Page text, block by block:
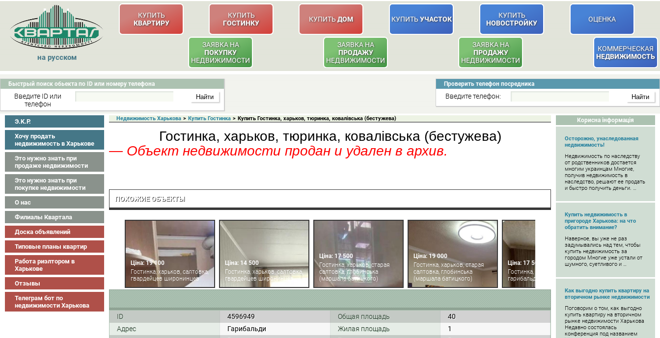
на русском
КУПИТЬ
КВАРТИРУ
КУПИТЬ
ГОСТИНКУ
КУПИТЬДОМ КУПИТЬУЧАСТОК
КУПИТЬ
НОВОСТРОЙКУ
ОЦЕНКА
ЗАЯВКА НА
ПОКУПКУ
НЕДВИЖИМОСТИ
ЗАЯВКА НА
ПРОДАЖУ
НЕДВИЖИМОСТИ
ЗАЯВКА НА
ПРОДАЖУ
НЕДВИЖИМОСТИ
КОММЕРЧЕСКАЯ
НЕДВИЖИМОСТЬ
Быстрый поиск обьекта по ID или номеру телефона
Введите ID или
телефон
Проверить телефон посредника
Введите телефон:
Э.K.P.
Хочу продать
недвижимость в Харькове
Это нужно знать при
продаже недвижимости
Это нужно знать при
покупке недвижимости
О нас
Филиалы Квартала
Доска объявлений
Типовые планы квартир
Работа риэлтором в
Харькове
Отзывы
Телеграм бот по
недвижимости Харькова
Корисна інформація
Осторожно, унаследованная
недвижимость!
Недвижимость по наследству
от родственников достается
многим украинцам Многие,
получив недвижимость в
наследство, решают ее продать
и быстро получить деньги. …
Купить недвижимость в
пригороде Харькова: на что
обратить внимание?
Наверное, вы уже не раз
задумывались над тем, чтобы
купить недвижимость за
городом Многие уже устали от
шумного, суетливого и …
Как выгодно купить квартиру на
вторичном рынке недвижимости
Поговорим о том, как выгодно
купить квартиру на вторичном
рынке недвижимости Харькова
Недавно состоялась
конференция под названием
Недвижимость Харькова > Купить Гостинка > Купить Гостинка, харьков, тюринка, ковалівська (бестужева)
Гостинка, харьков, тюринка, ковалівська (бестужева)
— Объект недвижимости продан и удален в архив.
ПОХОЖИЕ ОБЪЕКТЫ
Ціна: 19 100
Гостинка, харьков, салтовка,
гвардейцев широнинцев
Ціна: 14 500
Гостинка, харьков, салтовка,
гвардейцев широнинцев
Ціна: 17 500
Гостинка, харьков, старая
салтовка, глобинська
(маршала батицкого)
Ціна: 19 000
Гостинка, харьков, старая
салтовка, глобинська
(маршала батицкого)
Ціна: 17 500
Гостинка, харьков, салтовка,
гарибальди
ID 4596949 Общая площадь
40
Адрес
Гарибальди Жилая площадь
1